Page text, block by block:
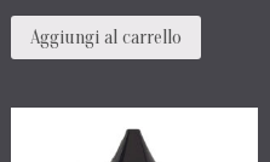
Aggiungi al carrello